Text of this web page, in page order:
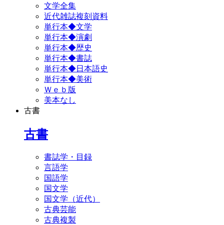
文学全集
近代雑誌複刻資料
単行本◆文学
単行本◆演劇
単行本◆歴史
単行本◆書誌
単行本◆日本語史
単行本◆美術
Ｗｅｂ版
美本なし
古書
古書
書誌学・目録
言語学
国語学
国文学
国文学（近代）
古典芸能
古典複製